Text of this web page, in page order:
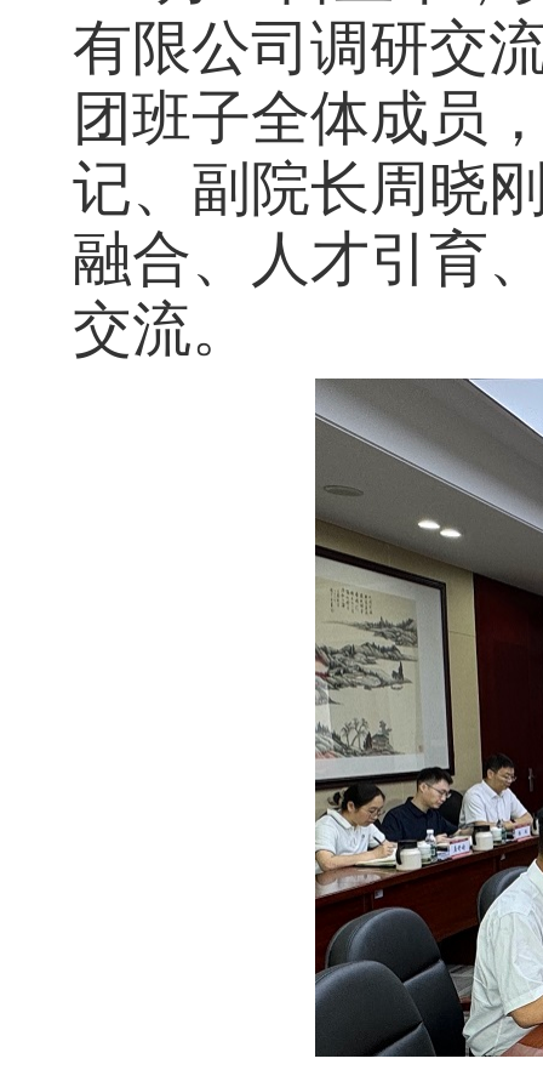
有限公司调研交
团班子全体成员
记、副院长周晓
融合、人才引育
交流。